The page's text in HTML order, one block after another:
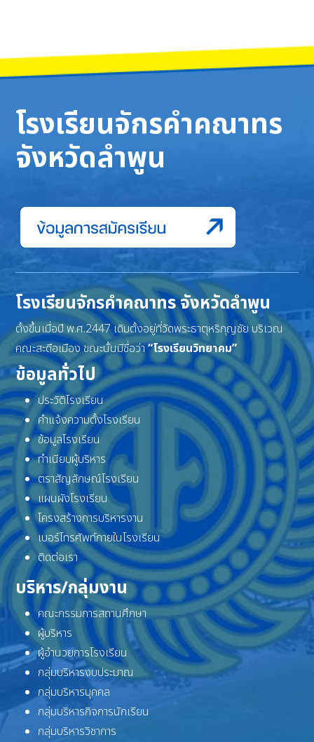
โรงเรียนจักรคำคณาทร
จังหวัดลำพูน
โรงเรียนจักรคำคณาทร จังหวัดลำพูน
ตั้งขึ้นเมื่อปี พ.ศ.2447 เดิมตั้งอยู่ที่วัดพระธาตุหริภุญชัย บริเวณ
คณะสะดือเมือง ขณะนั้นมีชื่อว่า“โรงเรียนวิทยาคม”
ข้อมูลทั่วไป
ประวัติโรงเรียน
คำแจ้งความตั้งโรงเรียน
ข้อมูลโรงเรียน
ทำเนียบผู้บริหาร
ตราสัญลักษณ์โรงเรียน
แผนผังโรงเรียน
โครงสร้างการบริหารงาน
เบอร์โทรศัพท์ภายในโรงเรียน
ติดต่อเรา
บริหาร/กลุ่มงาน
คณะกรรมการสถานศึกษา
ผู้บริหาร
ผู้อำนวยการโรงเรียน
กลุ่มบริหารงบประมาณ
กลุ่มบริหารบุคคล
กลุ่มบริหารกิจการนักเรียน
กลุ่มบริหารวิชาการ